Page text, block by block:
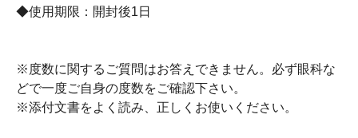
◆使用期限：開封後1日
※度数に関するご質問はお答えできません。必ず眼科な
どで一度ご自身の度数をご確認下さい。
※添付文書をよく読み、正しくお使いください。